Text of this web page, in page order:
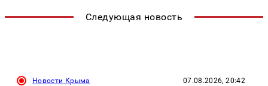
Следующая новость
Новости Крыма 07.08.2026, 20:42